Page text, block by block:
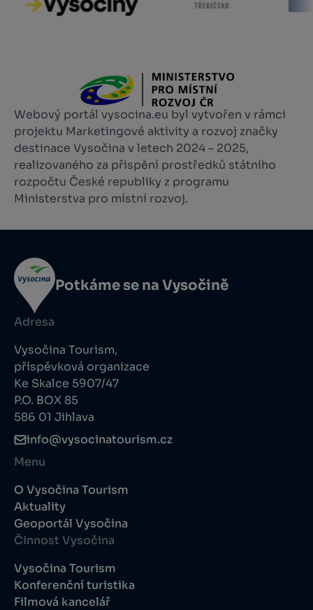
Webový portál vysocina.eu byl vytvořen v rámci
projektu Marketingové aktivity a rozvoj značky
destinace Vysočina v letech 2024 – 2025,
realizovaného za přispění prostředků státního
rozpočtu České republiky z programu
Ministerstva pro místní rozvoj.
Potkáme se na Vysočině
Adresa
Vysočina Tourism,
příspěvková organizace
Ke Skalce 5907/47
P.O. BOX 85
586 01 Jihlava
info@vysocinatourism.cz
Menu
O Vysočina Tourism
Aktuality
Geoportál Vysočina
Činnost Vysočina
Vysočina Tourism
Konferenční turistika
Filmová kancelář